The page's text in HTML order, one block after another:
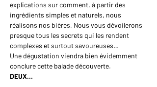
explications sur comment, à partir des
ingrédients simples et naturels, nous
réalisons nos bières. Nous vous dévoilerons
presque tous les secrets qui les rendent
complexes et surtout savoureuses…
Une dégustation viendra bien évidemment
conclure cette balade découverte.
DEUX…